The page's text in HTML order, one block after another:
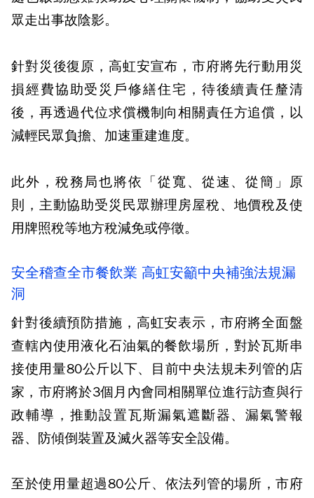
眾走出事故陰影。
針對災後復原，高虹安宣布，市府將先行動用災
損經費協助受災戶修繕住宅，待後續責任釐清
後，再透過代位求償機制向相關責任方追償，以
減輕民眾負擔、加速重建進度。
此外，稅務局也將依「從寬、從速、從簡」原
則，主動協助受災民眾辦理房屋稅、地價稅及使
用牌照稅等地方稅減免或停徵。
安全稽查全市餐飲業 高虹安籲中央補強法規漏
洞
針對後續預防措施，高虹安表示，市府將全面盤
查轄內使用液化石油氣的餐飲場所，對於瓦斯串
接使用量80公斤以下、目前中央法規未列管的店
家，市府將於3個月內會同相關單位進行訪查與行
政輔導，推動設置瓦斯漏氣遮斷器、漏氣警報
器、防傾倒裝置及滅火器等安全設備。
至於使用量超過80公斤、依法列管的場所，市府